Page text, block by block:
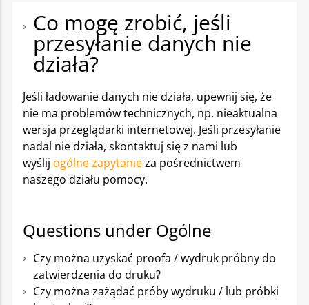
Co mogę zrobić, jeśli
przesyłanie danych nie
działa?
Jeśli ładowanie danych nie działa, upewnij się, że
nie ma problemów technicznych, np. nieaktualna
wersja przeglądarki internetowej. Jeśli przesyłanie
nadal nie działa, skontaktuj się z nami lub
wyślij ogólne zapytanieza pośrednictwem
naszego działu pomocy.
Questions under Ogólne
Czy można uzyskać proofa / wydruk próbny do
zatwierdzenia do druku?
Czy można zażądać próby wydruku / lub próbki